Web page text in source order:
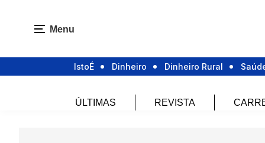
Menu
IstoÉ Dinheiro Dinheiro Rural
ÚLTIMAS REVISTA